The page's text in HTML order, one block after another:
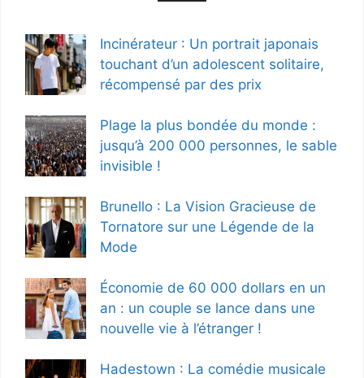
Incinérateur : Un portrait japonais
touchant d’un adolescent solitaire,
récompensé par des prix
Plage la plus bondée du monde :
jusqu’à 200 000 personnes, le sable
invisible !
Brunello : La Vision Gracieuse de
Tornatore sur une Légende de la
Mode
Économie de 60 000 dollars en un
an : un couple se lance dans une
nouvelle vie à l’étranger !
Hadestown : La comédie musicale